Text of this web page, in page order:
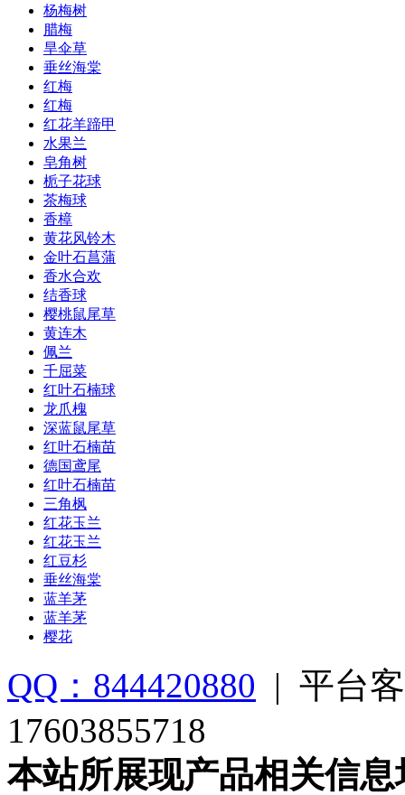
杨梅树
腊梅
旱伞草
垂丝海棠
红梅
红梅
红花羊蹄甲
水果兰
皂角树
栀子花球
茶梅球
香樟
黄花风铃木
金叶石菖蒲
香水合欢
结香球
樱桃鼠尾草
黄连木
佩兰
千屈菜
红叶石楠球
龙爪槐
深蓝鼠尾草
红叶石楠苗
德国鸢尾
红叶石楠苗
三角枫
红花玉兰
红花玉兰
红豆杉
垂丝海棠
蓝羊茅
蓝羊茅
樱花
QQ：844420880 | 平台
17603855718
本站所展现产品相关信